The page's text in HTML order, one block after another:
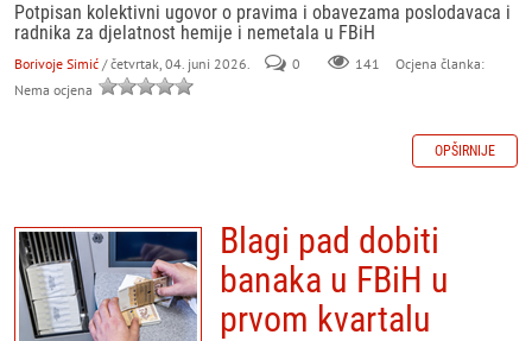
Potpisan kolektivni ugovor o pravima i obavezama poslodavaca i
radnika za djelatnost hemije i nemetala u FBiH
Borivoje Simić / četvrtak, 04. juni 2026. 0 141
Ocjena članka:
Nema ocjena
OPŠIRNIJE
Blagi pad dobiti
banaka u FBiH u
prvom kvartalu